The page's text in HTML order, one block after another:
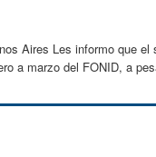
Aires Les informo que
a marzo del FONID, a